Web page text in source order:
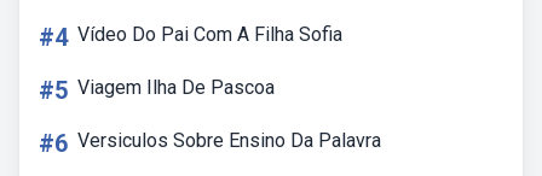
#4 Vídeo Do Pai Com A Filha Sofia
#5 Viagem Ilha De Pascoa
#6 Versiculos Sobre Ensino Da Palavra